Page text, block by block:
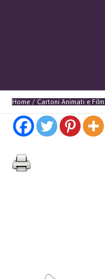
Home Cartoni Animati e Film